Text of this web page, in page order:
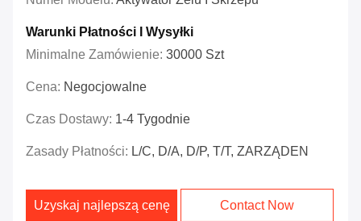
Warunki Płatności I Wysyłki
Minimalne Zamówienie: 30000 Szt
Cena: Negocjowalne
Czas Dostawy: 1-4 Tygodnie
Zasady Płatności: L/C, D/A, D/P, T/T, ZARZĄDEN
Uzyskaj najlepszą cenę Contact Now